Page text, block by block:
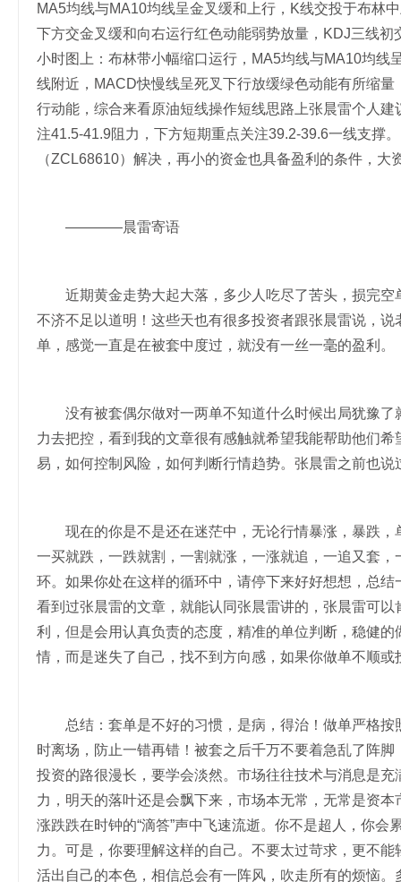
MA5均线与MA10均线呈金叉缓和上行，K线交投于布林
下方交金叉缓和向右运行红色动能弱势放量，KDJ三线
小时图上：布林带小幅缩口运行，MA5均线与MA10均线
线附近，MACD快慢线呈死叉下行放缓绿色动能有所缩
行动能，综合来看原油短线操作短线思路上张晨雷个人
注41.5-41.9阻力，下方短期重点关注39.2-39.6一线支撑
（ZCL68610）解决，再小的资金也具备盈利的条件，
————晨雷寄语
近期黄金走势大起大落，多少人吃尽了苦头，损完空
不济不足以道明！这些天也有很多投资者跟张晨雷说，
单，感觉一直是在被套中度过，就没有一丝一毫的盈利。
没有被套偶尔做对一两单不知道什么时候出局犹豫了
力去把控，看到我的文章很有感触就希望我能帮助他们
易，如何控制风险，如何判断行情趋势。张晨雷之前也说
现在的你是不是还在迷茫中，无论行情暴涨，暴跌，
一买就跌，一跌就割，一割就涨，一涨就追，一追又套
环。如果你处在这样的循环中，请停下来好好想想，总
看到过张晨雷的文章，就能认同张晨雷讲的，张晨雷可
利，但是会用认真负责的态度，精准的单位判断，稳健
情，而是迷失了自己，找不到方向感，如果你做单不顺
总结：套单是不好的习惯，是病，得治！做单严格按
时离场，防止一错再错！被套之后千万不要着急乱了阵
投资的路很漫长，要学会淡然。市场往往技术与消息是
力，明天的落叶还是会飘下来，市场本无常，无常是资
涨跌跌在时钟的“滴答”声中飞速流逝。你不是超人，你
力。可是，你要理解这样的自己。不要太过苛求，更不
活出自己的本色，相信总会有一阵风，吹走所有的烦恼